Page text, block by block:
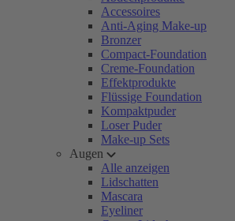
Accessoires
Anti-Aging Make-up
Bronzer
Compact-Foundation
Creme-Foundation
Effektprodukte
Flüssige Foundation
Kompaktpuder
Loser Puder
Make-up Sets
Augen
Alle anzeigen
Lidschatten
Mascara
Eyeliner